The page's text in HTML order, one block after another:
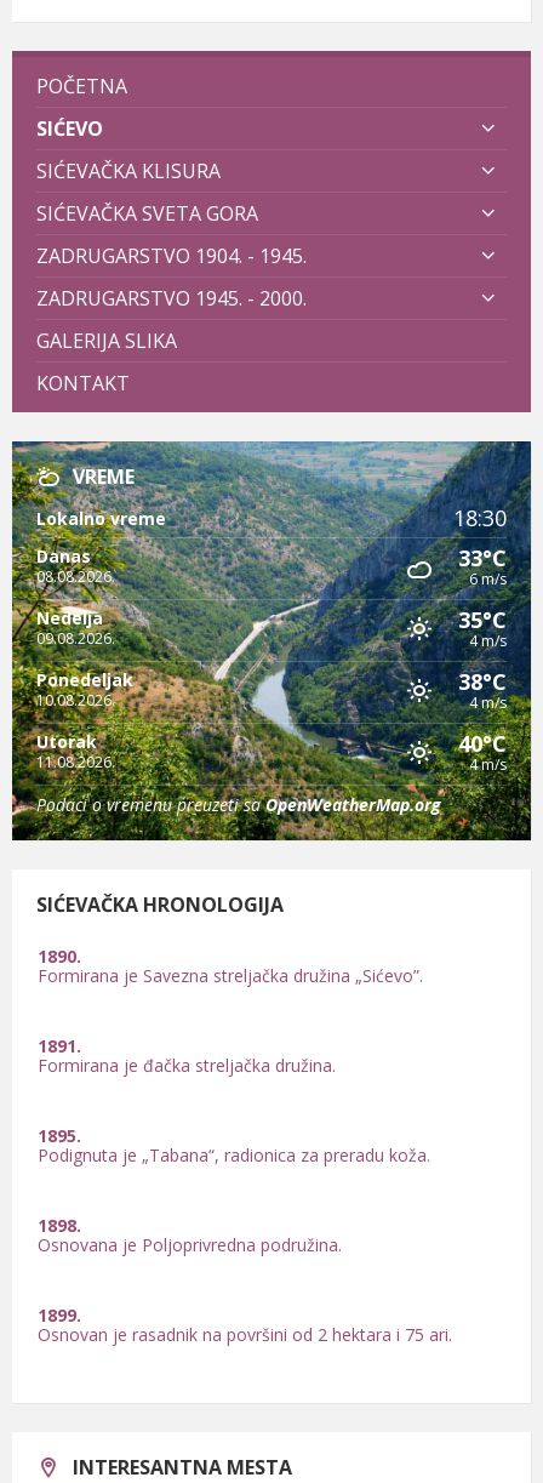
POČETNA
SIĆEVO
SIĆEVAČKA KLISURA
SIĆEVAČKA SVETA GORA
ZADRUGARSTVO 1904. - 1945.
ZADRUGARSTVO 1945. - 2000.
GALERIJA SLIKA
KONTAKT
VREME
Lokalno vreme 18:30
Danas
08.08.2026.
33°C
6 m/s
Nedelja
09.08.2026.
35°C
4 m/s
Ponedeljak
10.08.2026.
38°C
4 m/s
Utorak
11.08.2026.
40°C
4 m/s
Podaci o vremenu preuzeti saOpenWeatherMap.org
SIĆEVAČKA HRONOLOGIJA
1891.
Formirana je đačka streljačka družina.
1895.
Podignuta je „Tabana“, radionica za preradu koža.
1898.
Osnovana je Poljoprivredna podružina.
1899.
Osnovan je rasadnik na površini od 2 hektara i 75 ari.
1900.
Otvoren je kamenolom nedaleko od manastira Sveta Petka
1904.
INTERESANTNA MESTA